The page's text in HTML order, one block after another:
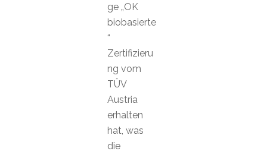
ge „OK
biobasierte
“
Zertifizieru
ng vom
TÜV
Austria
erhalten
hat, was
die